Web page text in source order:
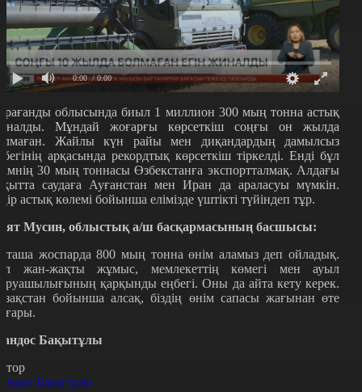
0:00 / 0:00
облысында биыл 1 миллион 300 мың тонна астық
Мұндай жоғарғы көрсеткіш соңғы он жылда
Жайлы күн райы мен диқандардың дамылсыз
арқасында рекордтық көрсеткіш тіркелді. Енді бұл
30 мың тоннасы Өзбекстанға экспортталмақ. Алдағы
саудаға Ауғанстан мен Иран да араласуы мүмкін.
астық көлемі бойынша елімізде үштікті түйіндеп тұр.
Мусин, облыстық а/ш басқармасының басшысы:
жоспарда 800 мың тонна өнім аламыз деп ойладық.
жан-жақты жұмыс, мемлекеттің көмегі мен ауыл
қарқынды еңбегі. Оны да айта кету керек.
бойынша алсақ, біздің өнім сапасы жағынан өте
Бақытұлы
Бақытұлы